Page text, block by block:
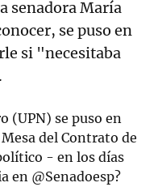
senadora María
se puso en
si "necesitaba
(UPN) se puso en
del Contrato de
- en los días
en @Senadoesp?